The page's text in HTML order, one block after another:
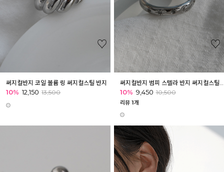
써지컬반지 코일 볼륨 링 써지컬스틸 반지
10% 12,150 13,500
써지컬반지 범피 스텔라 반지 써지컬스틸 링 커플링
10% 9,450 10,500
리뷰 1개